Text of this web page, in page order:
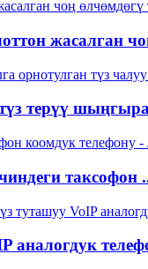
жасалган
терүү
таксофон
аналогдук